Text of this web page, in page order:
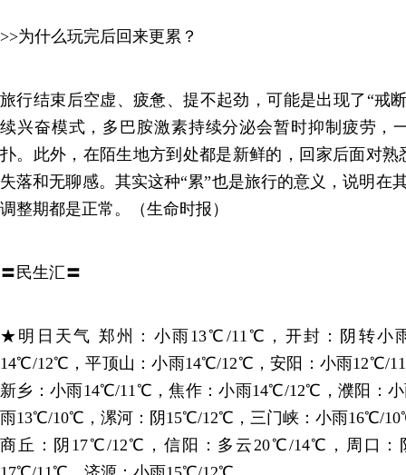
>>为什么玩完后回来更累？
旅行结束后空虚、疲惫、提不起劲，可能是出现了“戒
续兴奋模式，多巴胺激素持续分泌会暂时抑制疲劳，
扑。此外，在陌生地方到处都是新鲜的，回家后面对
失落和无聊感。其实这种“累”也是旅行的意义，说明在
调整期都是正常。（生命时报）
〓民生汇〓
★明日天气 郑州：小雨13℃/11℃，开封：阴转小
14℃/12℃，平顶山：小雨14℃/12℃，安阳：小雨12℃/
新乡：小雨14℃/11℃，焦作：小雨14℃/12℃，濮阳：
雨13℃/10℃，漯河：阴15℃/12℃，三门峡：小雨16℃/
商丘：阴17℃/12℃，信阳：多云20℃/14℃，周口